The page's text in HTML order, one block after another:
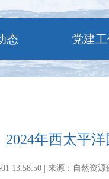
态 党建
2024年西太平
13:58:50 | 来源：自然资